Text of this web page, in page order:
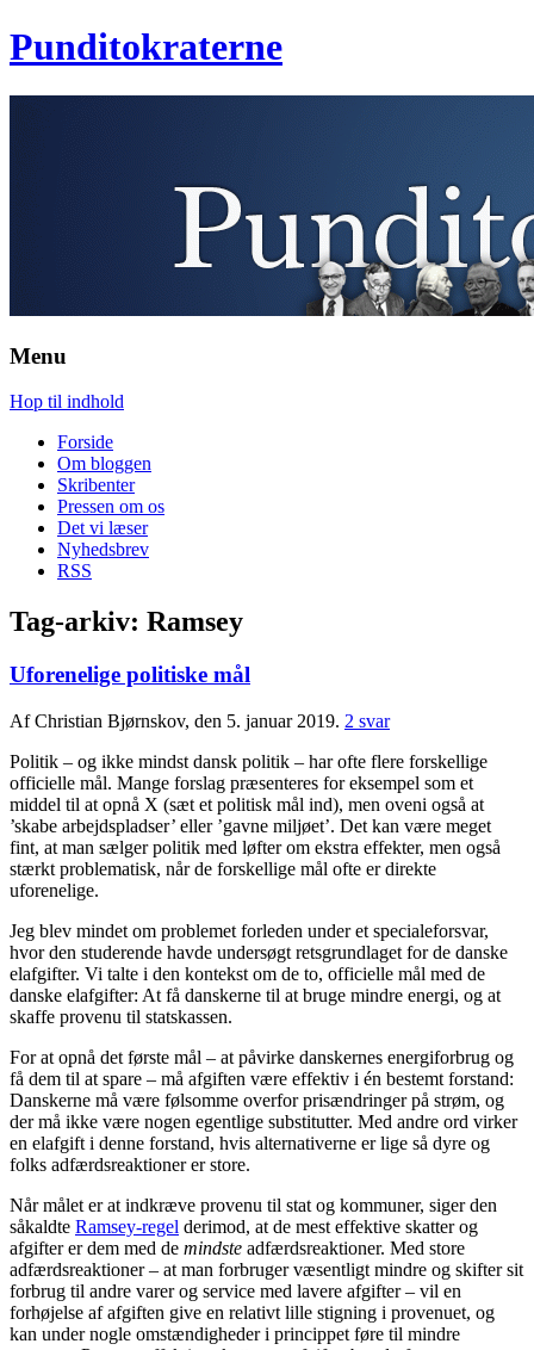
Punditokraterne
Menu
Hop til indhold
Forside
Om bloggen
Skribenter
Pressen om os
Det vi læser
Nyhedsbrev
RSS
Tag-arkiv: Ramsey
Uforenelige politiske mål
Af Christian Bjørnskov, den 5. januar 2019. 2 svar
Politik – og ikke mindst dansk politik – har ofte flere forskellige
officielle mål. Mange forslag præsenteres for eksempel som et
middel til at opnå X (sæt et politisk mål ind), men oveni også at
’skabe arbejdspladser’ eller ’gavne miljøet’. Det kan være meget
fint, at man sælger politik med løfter om ekstra effekter, men også
stærkt problematisk, når de forskellige mål ofte er direkte
uforenelige.
Jeg blev mindet om problemet forleden under et specialeforsvar,
hvor den studerende havde undersøgt retsgrundlaget for de danske
elafgifter. Vi talte i den kontekst om de to, officielle mål med de
danske elafgifter: At få danskerne til at bruge mindre energi, og at
skaffe provenu til statskassen.
For at opnå det første mål – at påvirke danskernes energiforbrug og
få dem til at spare – må afgiften være effektiv i én bestemt forstand:
Danskerne må være følsomme overfor prisændringer på strøm, og
der må ikke være nogen egentlige substitutter. Med andre ord virker
en elafgift i denne forstand, hvis alternativerne er lige så dyre og
folks adfærdsreaktioner er store.
Når målet er at indkræve provenu til stat og kommuner, siger den
såkaldte Ramsey-regel derimod, at de mest effektive skatter og
afgifter er dem med de mindste adfærdsreaktioner. Med store
adfærdsreaktioner – at man forbruger væsentligt mindre og skifter sit
forbrug til andre varer og service med lavere afgifter – vil en
forhøjelse af afgiften give en relativt lille stigning i provenuet, og
kan under nogle omstændigheder i princippet føre til mindre